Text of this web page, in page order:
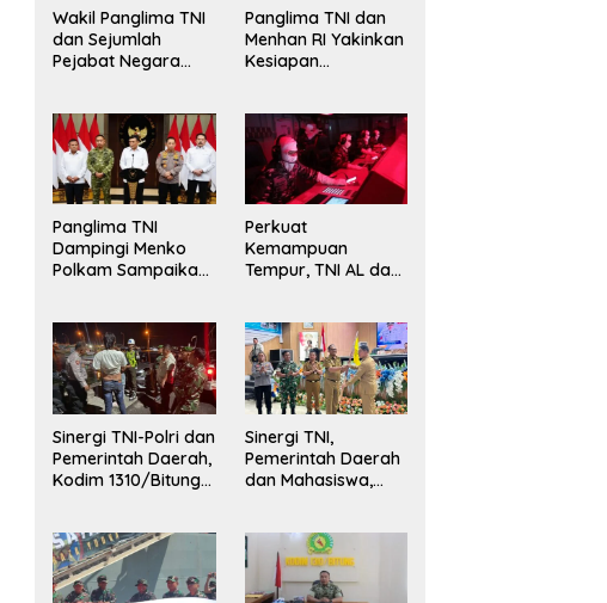
Wakil Panglima TNI
dan Sejumlah
Pejabat Negara
Brevet Korps
Marinir
Panglima TNI dan
Menhan RI Yakinkan
Kesiapan
Panglima TNI
Dampingi Menko
Polkam Sampaikan
Bangsa
Perkuat
Kemampuan
Tempur, TNI AL dan
Latihan ORRUDA
2026
Sinergi TNI-Polri dan
Pemerintah Daerah,
Kodim 1310/Bitung
Wilayah Kota Bitung
Sinergi TNI,
Pemerintah Daerah
dan Mahasiswa,
Mahasiswa KKT
Unsrat Manado di
Kota Bitung